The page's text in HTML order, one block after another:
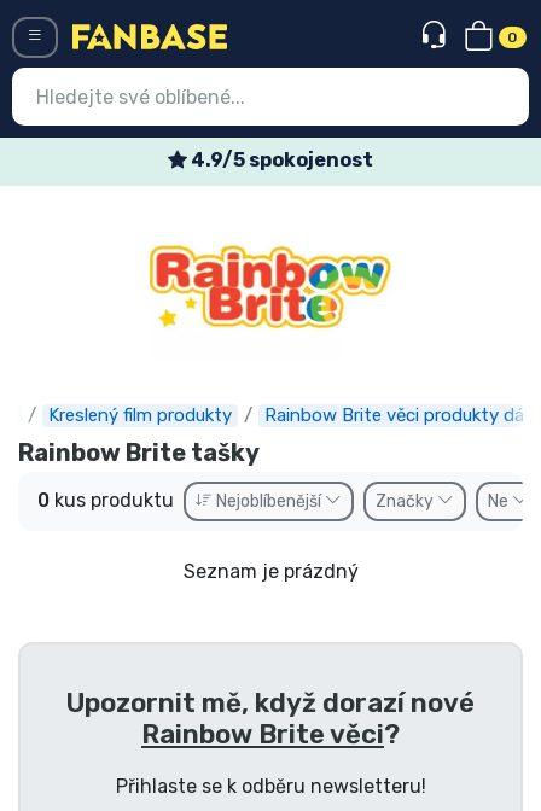
0
4.9/5 spokojenost
Kreslený film produkty Rainbow Brite věci produkty
Rainbow Brite tašky
0 kus produktu Nejoblíbenější Značky Ne
Seznam je prázdný
Upozornit mě, když dorazí nové
Rainbow Brite věci?
Přihlaste se k odběru newsletteru!
Nejnovější věci
Speciální nabídky
Předobjednat
Outlet produkty
Filmové věci